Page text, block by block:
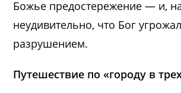
Божье предостережение — и,
неудивительно, что Бог угрожал
разрушением.
Путешествие по «городу в